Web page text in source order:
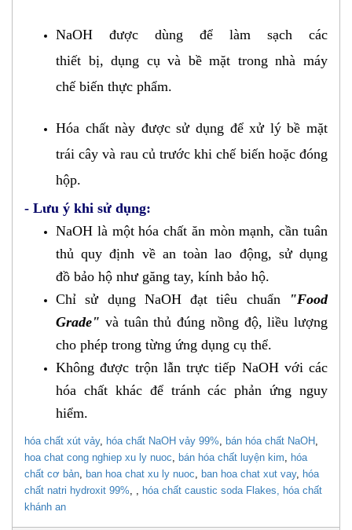
NaOH được dùng để làm sạch các
thiết bị, dụng cụ và bề mặt trong nhà máy
chế biến thực phẩm.
Hóa chất này được sử dụng để xử lýbề mặt
trái cây và rau củ trước khi chế biến hoặc đóng
hộp.
- Lưu ý khi sử dụng:
NaOH là một hóa chất ăn mòn mạnh, cần tuân
thủ quy định về an toàn lao động, sử dụng
đồ bảo hộ như găng tay, kính bảo hộ.
Chỉ sử dụng NaOH đạt tiêu chuẩn
"Food
Grade" và tuân thủ đúng nồng độ, liều lượng
cho phép trong từng ứng dụng cụ thể.
Không được trộn lẫn trực tiếp NaOH với các
hóa chất khác để tránh các phản ứng nguy
hiểm.
hóa chất xút vảy, hóa chất NaOH vảy 99%, bán hóa chất NaOH ,
hoa chat cong nghiep xu ly nuoc, bán hóa chất luyện kim, hóa
chất cơ bản, ban hoa chat xu ly nuoc, ban hoa chat xut vay, hóa
chất natri hydroxit 99%, , hóa chất caustic soda Flakes, hóa chất
khánh an